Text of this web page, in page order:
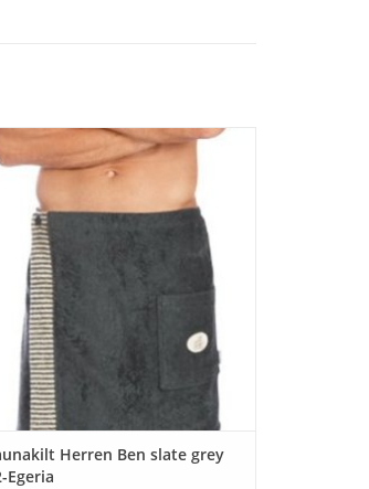
unserer
(Prüfnummer: 09.0.67812).
Egeria Saunakilt Ben aus feinem
mit einer Einfassung gewebter
Streifen Fb.slate-grey Onesize
ZUM WARENKORB HINZUFÜGEN
Herren Ben slate grey
Egeria